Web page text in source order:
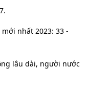
mới nhất 2023: 33 -
lâu dài, người nước